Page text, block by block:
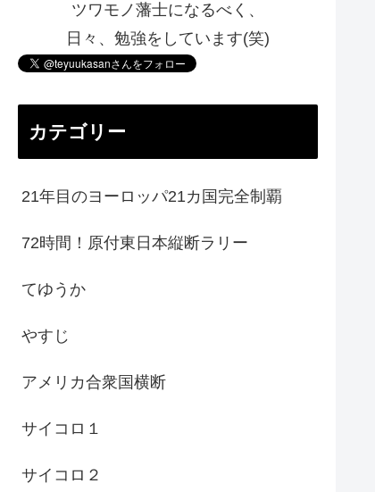
ツワモノ藩士になるべく、
日々、勉強をしています(笑)
カテゴリー
21年目のヨーロッパ21カ国完全制覇
72時間！原付東日本縦断ラリー
てゆうか
やすじ
アメリカ合衆国横断
サイコロ１
サイコロ２